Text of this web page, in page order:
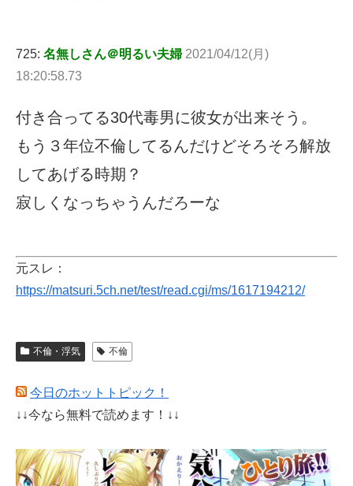
725: 名無しさん＠明るい夫婦 2021/04/12(月)
18:20:58.73
付き合ってる30代毒男に彼女が出来そう。
もう３年位不倫してるんだけどそろそろ解放
してあげる時期？
寂しくなっちゃうんだろーな
元スレ：
https://matsuri.5ch.net/test/read.cgi/ms/1617194212/
不倫・浮気 不倫
今日のホットトピック！
↓↓今なら無料で読めます！↓↓